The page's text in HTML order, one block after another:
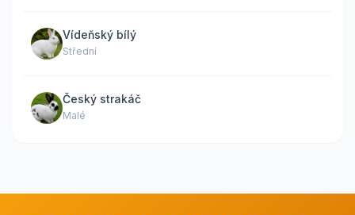
Vídeňský bílý
Střední
Český strakáč
Malé